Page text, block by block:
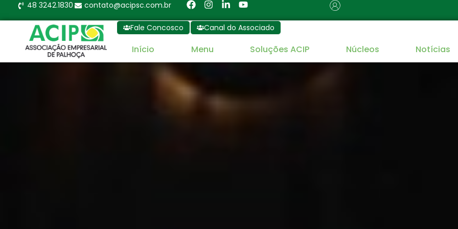
48 3242.1830 contato@acipsc.com.br
Fale Concosco Canal do Associado
Início Menu Soluções ACIP Núcleos Notícias